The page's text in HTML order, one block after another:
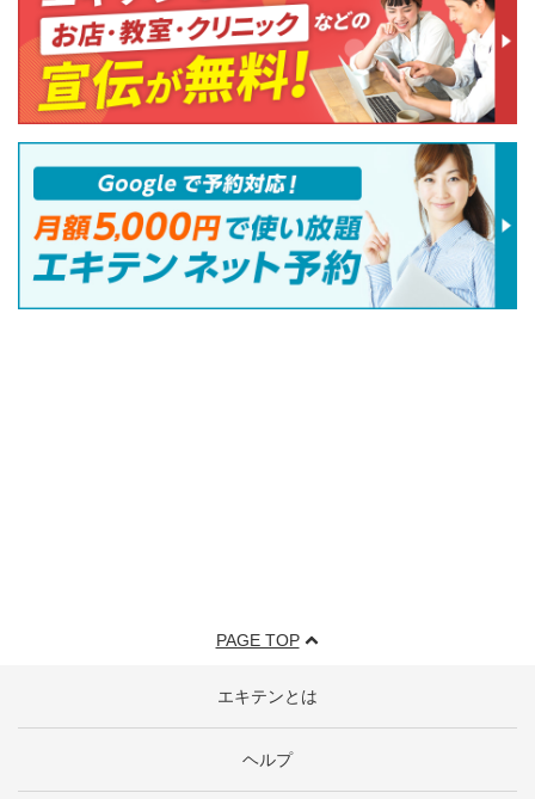
PAGE TOP
エキテンとは
ヘルプ